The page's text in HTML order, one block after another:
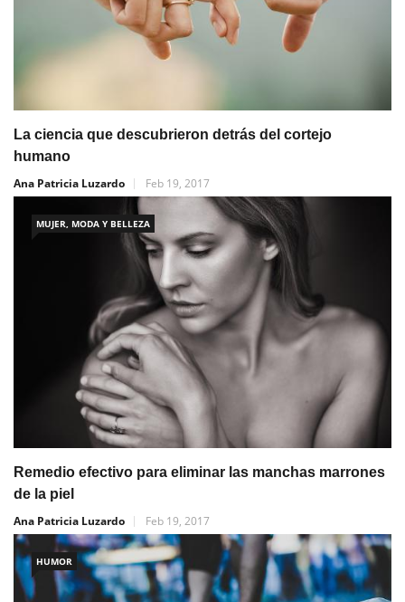
La ciencia que descubrieron detrás del cortejo
humano
Ana Patricia Luzardo
Feb 19, 2017
MUJER, MODA Y BELLEZA
Remedio efectivo para eliminar las manchas marrones
de la piel
Ana Patricia Luzardo
Feb 19, 2017
HUMOR